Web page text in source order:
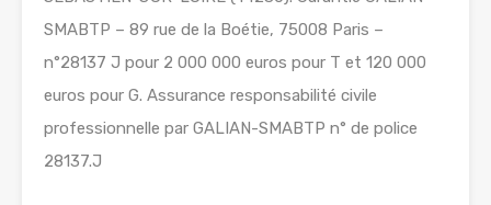
SMABTP – 89 rue de la Boétie, 75008 Paris –
n°28137 J pour 2 000 000 euros pour T et 120 000
euros pour G. Assurance responsabilité civile
professionnelle par GALIAN-SMABTP n° de police
28137.J